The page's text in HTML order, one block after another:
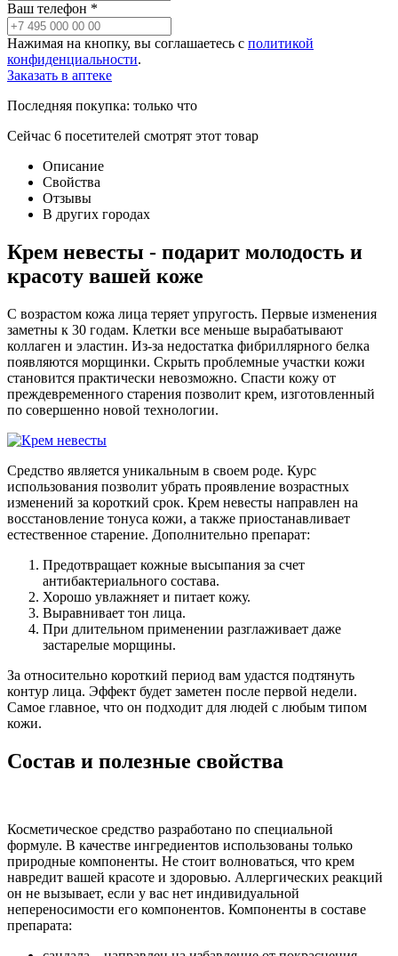
Ваш телефон *
Нажимая на кнопку, вы соглашаетесь с политикой
конфиденциальности.
Заказать в аптеке
Последняя покупка: только что
Сейчас 6 посетителей смотрят этот товар
Описание
Свойства
Отзывы
В других городах
Крем невесты - подарит молодость и
красоту вашей коже
С возрастом кожа лица теряет упругость. Первые изменения
заметны к 30 годам. Клетки все меньше вырабатывают
коллаген и эластин. Из-за недостатка фибриллярного белка
появляются морщинки. Скрыть проблемные участки кожи
становится практически невозможно. Спасти кожу от
преждевременного старения позволит крем, изготовленный
по совершенно новой технологии.
Средство является уникальным в своем роде. Курс
использования позволит убрать проявление возрастных
изменений за короткий срок. Крем невесты направлен на
восстановление тонуса кожи, а также приостанавливает
естественное старение. Дополнительно препарат:
Предотвращает кожные высыпания за счет
антибактериального состава.
Хорошо увлажняет и питает кожу.
Выравнивает тон лица.
При длительном применении разглаживает даже
застарелые морщины.
За относительно короткий период вам удастся подтянуть
контур лица. Эффект будет заметен после первой недели.
Самое главное, что он подходит для людей с любым типом
кожи.
Состав и полезные свойства
Косметическое средство разработано по специальной
формуле. В качестве ингредиентов использованы только
природные компоненты. Не стоит волноваться, что крем
навредит вашей красоте и здоровью. Аллергических реакций
он не вызывает, если у вас нет индивидуальной
непереносимости его компонентов. Компоненты в составе
препарата: